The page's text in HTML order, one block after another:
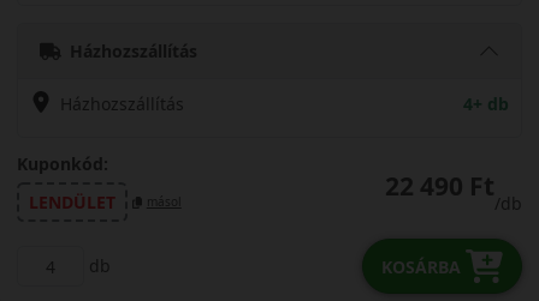
Házhozszállítás
Házhozszállítás 4+ db
Kuponkód:
LENDÜLET
másol 22 490 Ft
/db
db KOSÁRBA